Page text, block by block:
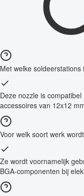
Met welke
Deze nozzle is
accessoires van 12x12
Voor welk soort werk
Ze wordt voornamelijk
BGA-componenten bij